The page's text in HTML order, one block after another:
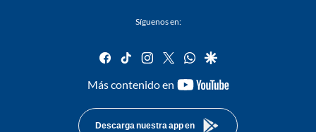
Síguenos en:
facebook
tiktok instagram
twitterwhatsapp
google
Más contenido en
youtube-
Descarga nuestra app en